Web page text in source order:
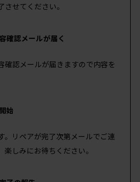
せてください。
確認メールが届く
確認メールが届きますので内容を
始
。リペアが完了次第メールでご連
しみにお待ちください。